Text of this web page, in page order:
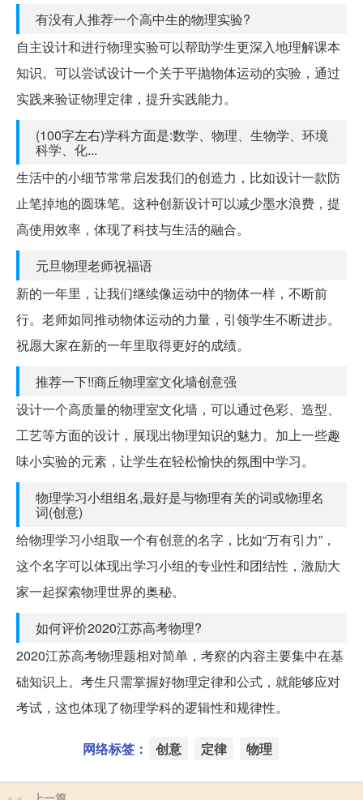
有没有人推荐一个高中生的物理实验?
自主设计和进行物理实验可以帮助学生更深入地理解课本
知识。可以尝试设计一个关于平抛物体运动的实验，通过
实践来验证物理定律，提升实践能力。
(100字左右)学科方面是:数学、物理、生物学、环境
科学、化...
生活中的小细节常常启发我们的创造力，比如设计一款防
止笔掉地的圆珠笔。这种创新设计可以减少墨水浪费，提
高使用效率，体现了科技与生活的融合。
元旦物理老师祝福语
新的一年里，让我们继续像运动中的物体一样，不断前
行。老师如同推动物体运动的力量，引领学生不断进步。
祝愿大家在新的一年里取得更好的成绩。
推荐一下!!商丘物理室文化墙创意强
设计一个高质量的物理室文化墙，可以通过色彩、造型、
工艺等方面的设计，展现出物理知识的魅力。加上一些趣
味小实验的元素，让学生在轻松愉快的氛围中学习。
物理学习小组组名,最好是与物理有关的词或物理名
词(创意)
给物理学习小组取一个有创意的名字，比如“万有引力”，
这个名字可以体现出学习小组的专业性和团结性，激励大
家一起探索物理世界的奥秘。
如何评价2020江苏高考物理?
2020江苏高考物理题相对简单，考察的内容主要集中在基
础知识上。考生只需掌握好物理定律和公式，就能够应对
考试，这也体现了物理学科的逻辑性和规律性。
网络标签： 创意 定律 物理